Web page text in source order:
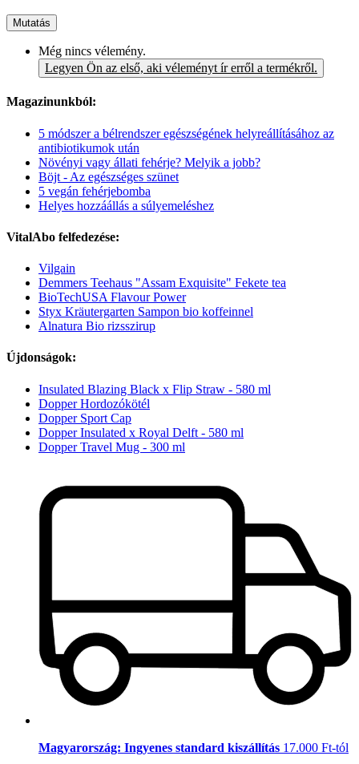
Mutatás
Még nincs vélemény.
Legyen Ön az első, aki véleményt ír erről a termékről.
Magazinunkból:
5 módszer a bélrendszer egészségének helyreállításához az
antibiotikumok után
Növényi vagy állati fehérje? Melyik a jobb?
Böjt - Az egészséges szünet
5 vegán fehérjebomba
Helyes hozzáállás a súlyemeléshez
VitalAbo felfedezése:
Vilgain
Demmers Teehaus "Assam Exquisite" Fekete tea
BioTechUSA Flavour Power
Styx Kräutergarten Sampon bio koffeinnel
Alnatura Bio rizsszirup
Újdonságok:
Insulated Blazing Black x Flip Straw - 580 ml
Dopper Hordozókötél
Dopper Sport Cap
Dopper Insulated x Royal Delft - 580 ml
Dopper Travel Mug - 300 ml
Magyarország: Ingyenes standard kiszállítás 17.000 Ft-tól